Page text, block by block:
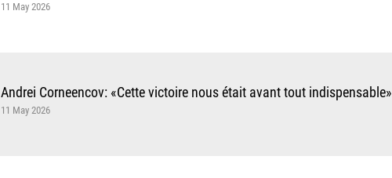
11 May 2026
Andrei Corneencov: «Cette victoire nous était avant tout indispensable»
11 May 2026